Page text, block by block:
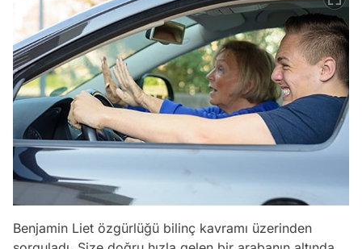
Benjamin Liet özgürlüğü bilinç kavramı üzerinden